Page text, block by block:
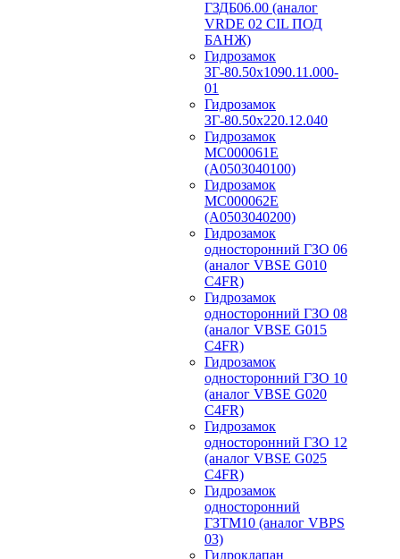
ГЗДБ06.00 (аналог
VRDE 02 CIL ПОД
БАНЖ)
Гидрозамок
ЗГ-80.50х1090.11.000-
01
Гидрозамок
ЗГ-80.50х220.12.040
Гидрозамок
МС000061Е
(А0503040100)
Гидрозамок
МС000062Е
(А0503040200)
Гидрозамок
односторонний ГЗО 06
(аналог VBSE G010
C4FR)
Гидрозамок
односторонний ГЗО 08
(аналог VBSE G015
C4FR)
Гидрозамок
односторонний ГЗО 10
(аналог VBSE G020
C4FR)
Гидрозамок
односторонний ГЗО 12
(аналог VBSE G025
C4FR)
Гидрозамок
односторонний
ГЗТМ10 (аналог VBPS
03)
Гидроклапан